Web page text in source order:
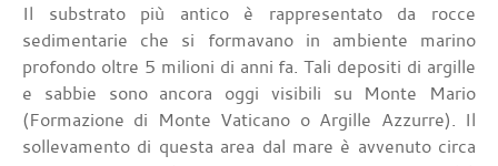
Il substrato più antico è rappresentato da rocce
sedimentarie che si formavano in ambiente marino
profondo oltre 5 milioni di anni fa. Tali depositi di argille
e sabbie sono ancora oggi visibili su Monte Mario
(Formazione di Monte Vaticano o Argille Azzurre). Il
sollevamento di questa area dal mare è avvenuto circa